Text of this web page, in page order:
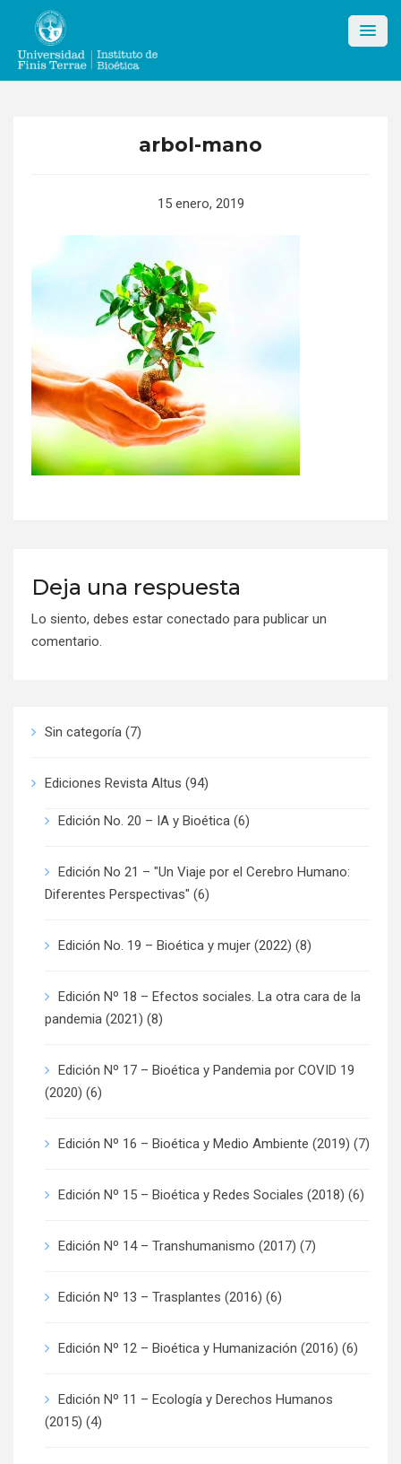
content
arbol-mano
15 enero, 2019
Deja una respuesta
Lo siento, debes estar conectado para publicar un
comentario.
Sin categoría (7)
Ediciones Revista Altus (94)
Edición No. 20 – IA y Bioética (6)
Edición No 21 – "Un Viaje por el Cerebro Humano:
Diferentes Perspectivas" (6)
Edición No. 19 – Bioética y mujer (2022) (8)
Edición Nº 18 – Efectos sociales. La otra cara de la
pandemia (2021) (8)
Edición Nº 17 – Bioética y Pandemia por COVID 19
(2020) (6)
Edición Nº 16 – Bioética y Medio Ambiente (2019) (7)
Edición Nº 15 – Bioética y Redes Sociales (2018) (6)
Edición Nº 14 – Transhumanismo (2017) (7)
Edición Nº 13 – Trasplantes (2016) (6)
Edición Nº 12 – Bioética y Humanización (2016) (6)
Edición Nº 11 – Ecología y Derechos Humanos
(2015) (4)